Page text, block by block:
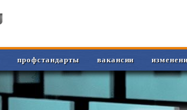
профстандарты вакансии